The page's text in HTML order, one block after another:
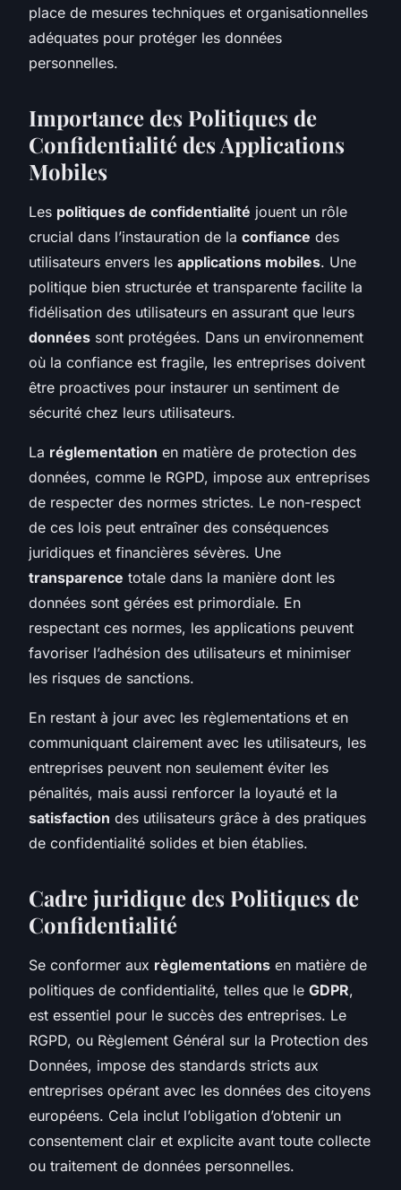
place de mesures techniques et organisationnelles
adéquates pour protéger les données
personnelles.
Importance des Politiques de
Confidentialité des Applications
Mobiles
Les politiques de confidentialité jouent un rôle
crucial dans l’instauration de la confiance des
utilisateurs envers les applications mobiles. Une
politique bien structurée et transparente facilite la
fidélisation des utilisateurs en assurant que leurs
données sont protégées. Dans un environnement
où la confiance est fragile, les entreprises doivent
être proactives pour instaurer un sentiment de
sécurité chez leurs utilisateurs.
La réglementation en matière de protection des
données, comme le RGPD, impose aux entreprises
de respecter des normes strictes. Le non-respect
de ces lois peut entraîner des conséquences
juridiques et financières sévères. Une
transparence totale dans la manière dont les
données sont gérées est primordiale. En
respectant ces normes, les applications peuvent
favoriser l’adhésion des utilisateurs et minimiser
les risques de sanctions.
En restant à jour avec les règlementations et en
communiquant clairement avec les utilisateurs, les
entreprises peuvent non seulement éviter les
pénalités, mais aussi renforcer la loyauté et la
satisfaction des utilisateurs grâce à des pratiques
de confidentialité solides et bien établies.
Cadre juridique des Politiques de
Confidentialité
Se conformer aux règlementations en matière de
politiques de confidentialité, telles que le GDPR,
est essentiel pour le succès des entreprises. Le
RGPD, ou Règlement Général sur la Protection des
Données, impose des standards stricts aux
entreprises opérant avec les données des citoyens
européens. Cela inclut l’obligation d’obtenir un
consentement clair et explicite avant toute collecte
ou traitement de données personnelles.